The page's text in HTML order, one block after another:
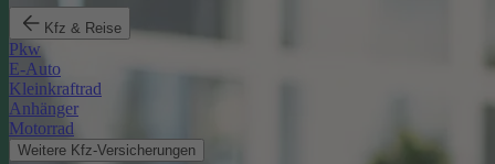
Kfz & Reise
Pkw
E-Auto
Kleinkraftrad
Anhänger
Motorrad
Weitere Kfz-Versicherungen